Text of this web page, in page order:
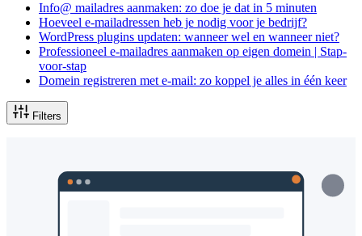
Info@ mailadres aanmaken: zo doe je dat in 5 minuten
Hoeveel e-mailadressen heb je nodig voor je bedrijf?
WordPress plugins updaten: wanneer wel en wanneer niet?
Professioneel e-mailadres aanmaken op eigen domein | Stap-
voor-stap
Domein registreren met e-mail: zo koppel je alles in één keer
Filters